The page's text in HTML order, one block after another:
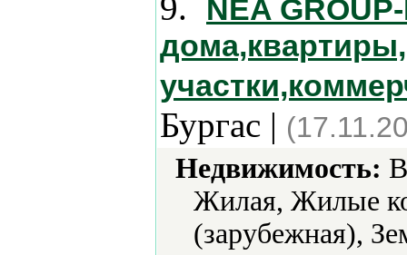
NEA
Бургас |
Недвижимость:
Жилая, Жилые
(зарубежная),